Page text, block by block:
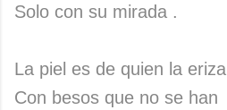
Solo con su mirada .
La piel es de quien la eriza
Con besos que no se han